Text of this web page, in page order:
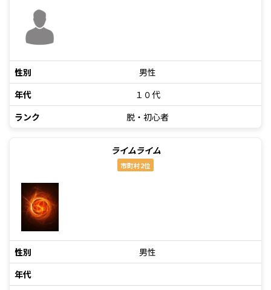
性別
男性
年代
１０代
ランク
脱・初心者
ライムライム
市町村2位
性別
男性
年代